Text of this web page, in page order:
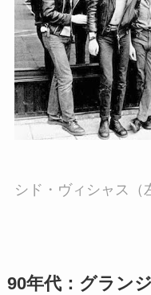
シド・ヴィシャス（
90年代：グラン